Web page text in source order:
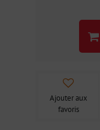
Ajouter aux
favoris